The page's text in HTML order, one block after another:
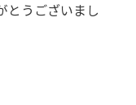
とうございまし